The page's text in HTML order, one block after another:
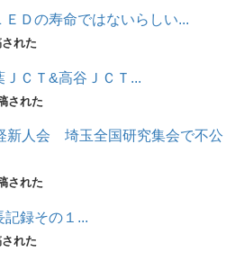
ＥＤの寿命ではないらしい...
れた
ＣＴ&高谷ＪＣＴ...
された
人会 埼玉全国研究集会で不公
された
記録その１...
れた